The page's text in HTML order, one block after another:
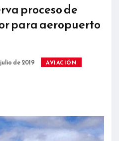
proceso de
para aeropuerto
de 2019 AVIACIÓN